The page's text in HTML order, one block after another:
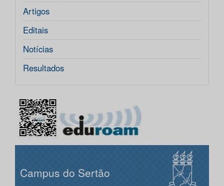
Artigos
Editais
Notícias
Resultados
Campus do Sertão